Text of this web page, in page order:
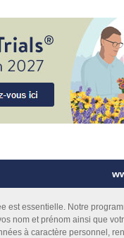
est essentielle. Notre
nom et prénom ainsi que
à caractère personnel,